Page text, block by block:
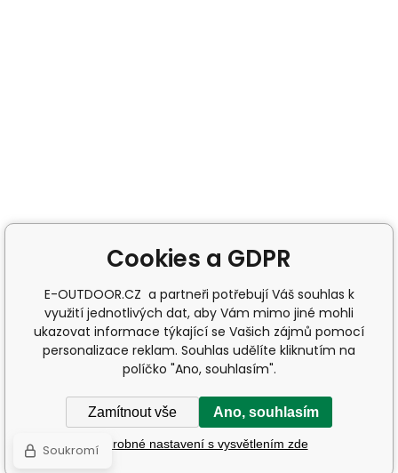
Cookies a GDPR
E-OUTDOOR.CZ a partneři potřebují Váš souhlas k
využití jednotlivých dat, aby Vám mimo jiné mohli
ukazovat informace týkající se Vašich zájmů pomocí
personalizace reklam. Souhlas udělíte kliknutím na
políčko "Ano, souhlasím".
Zamítnout vše Ano, souhlasím
Podrobné nastavení s vysvětlením zde
Soukromí